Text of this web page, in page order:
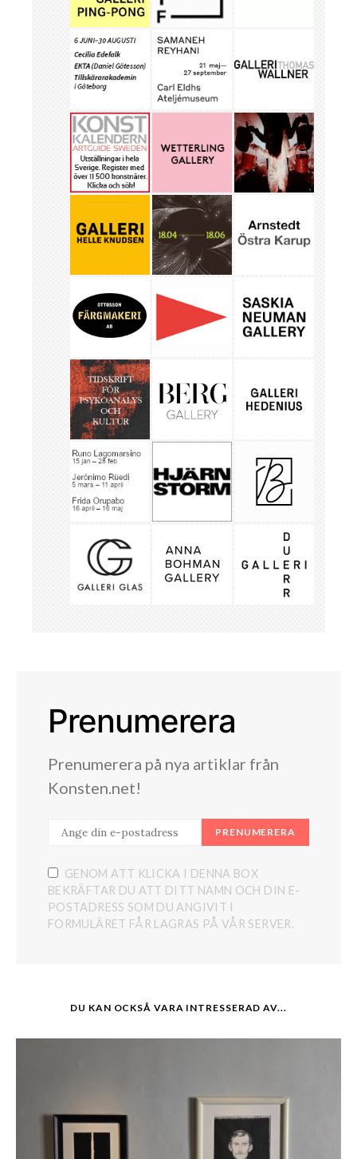
Prenumerera
Prenumerera på nya artiklar från
Konsten.net!
PRENUMERERA
GENOM ATT KLICKA I DENNA BOX
BEKRÄFTAR DU ATT DITT NAMN OCH DIN E-
POSTADRESS SOM DU ANGIVIT I
FORMULÄRET FÅR LAGRAS PÅ VÅR SERVER.
DU KAN OCKSÅ VARA INTRESSERAD AV...